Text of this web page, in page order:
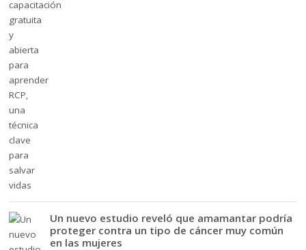
Un nuevo estudio reveló que amamantar podría
proteger contra un tipo de cáncer muy común
en las mujeres